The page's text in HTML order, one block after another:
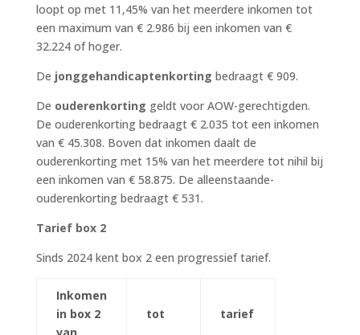
loopt op met 11,45% van het meerdere inkomen tot
een maximum van € 2.986 bij een inkomen van €
32.224 of hoger.
De jonggehandicaptenkorting bedraagt € 909.
De ouderenkorting geldt voor AOW-gerechtigden.
De ouderenkorting bedraagt € 2.035 tot een inkomen
van € 45.308. Boven dat inkomen daalt de
ouderenkorting met 15% van het meerdere tot nihil bij
een inkomen van € 58.875. De alleenstaande-
ouderenkorting bedraagt € 531.
Tarief box 2
Sinds 2024 kent box 2 een progressief tarief.
Inkomen
in box 2
tot tarief